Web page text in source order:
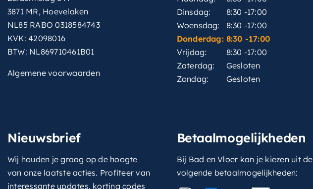
3871 MR, Hoevelaken
NL85 RABO 0318584743
KVK: 42098016
BTW: NL869710461B01
Algemene voorwaarden
Dinsdag:
8:30 -17:00
Woensdag:
8:30 -17:00
Donderdag: 8:30 -17:00
Vrijdag:
8:30 -17:00
Zaterdag:
Gesloten
Zondag:
Gesloten
Nieuwsbrief
Wij houden je graag op de hoogte
van onze laatste acties. Profiteer van
interessante updates, korting codes
Betaalmogelijkheden
Bij Bad en Vloer kan je kiezen uit de
volgende betaalmogelijkheden: